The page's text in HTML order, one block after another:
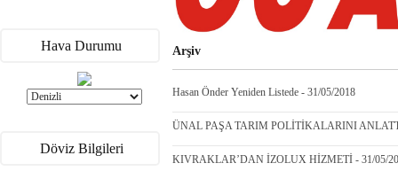
Hava Durumu
Döviz Bilgileri
Arşiv
Hasan Önder Yeniden Listede - 31/05/2018
ÜNAL PAŞA TARIM POLİTİKALARINI
KIVRAKLAR’DAN İZOLUX HİZMETİ - 31/05/